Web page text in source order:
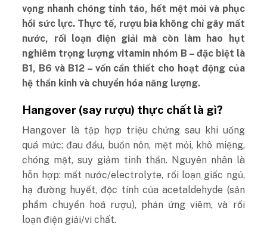
vọng nhanh chóng tỉnh táo, hết mệt mỏi và phục
hồi sức lực. Thực tế, rượu bia không chỉ gây mất
nước, rối loạn điện giải mà còn làm hao hụt
nghiêm trọng lượng vitamin nhóm B – đặc biệt là
B1, B6 và B12 – vốn cần thiết cho hoạt động của
hệ thần kinh và chuyển hóa năng lượng.
Hangover (say rượu) thực chất là gì?
Hangover là tập hợp triệu chứng sau khi uống
quá mức: đau đầu, buồn nôn, mệt mỏi, khô miệng,
chóng mặt, suy giảm tinh thần. Nguyên nhân là
hỗn hợp: mất nước/electrolyte, rối loạn giấc ngủ,
hạ đường huyết, độc tính của acetaldehyde (sản
phẩm chuyển hoá rượu), phản ứng viêm, và rối
loạn điện giải/vi chất.